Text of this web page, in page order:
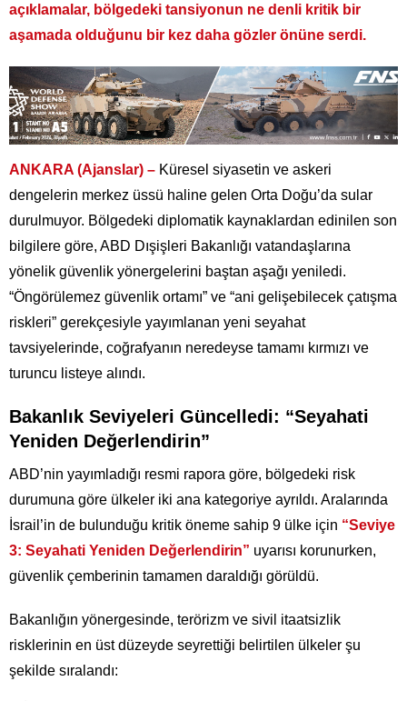
açıklamalar, bölgedeki tansiyonun ne denli kritik bir
aşamada olduğunu bir kez daha gözler önüne serdi.
ANKARA (Ajanslar) – Küresel siyasetin ve askeri
dengelerin merkez üssü haline gelen Orta Doğu’da sular
durulmuyor. Bölgedeki diplomatik kaynaklardan edinilen son
bilgilere göre, ABD Dışişleri Bakanlığı vatandaşlarına
yönelik güvenlik yönergelerini baştan aşağı yeniledi.
“Öngörülemez güvenlik ortamı” ve “ani gelişebilecek çatışma
riskleri” gerekçesiyle yayımlanan yeni seyahat
tavsiyelerinde, coğrafyanın neredeyse tamamı kırmızı ve
turuncu listeye alındı.
Bakanlık Seviyeleri Güncelledi: “Seyahati
Yeniden Değerlendirin”
ABD’nin yayımladığı resmi rapora göre, bölgedeki risk
durumuna göre ülkeler iki ana kategoriye ayrıldı. Aralarında
İsrail’in de bulunduğu kritik öneme sahip 9 ülke için “Seviye
3: Seyahati Yeniden Değerlendirin” uyarısı korunurken,
güvenlik çemberinin tamamen daraldığı görüldü.
Bakanlığın yönergesinde, terörizm ve sivil itaatsizlik
risklerinin en üst düzeyde seyrettiği belirtilen ülkeler şu
şekilde sıralandı: